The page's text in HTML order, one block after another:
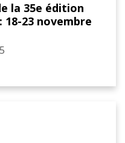
la 35e édition
23 novembre